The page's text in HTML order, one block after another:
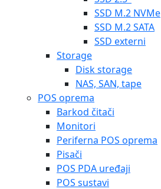
SSD M.2 NVMe
SSD M.2 SATA
SSD externi
Storage
Disk storage
NAS, SAN, tape
POS oprema
Barkod čitači
Monitori
Periferna POS oprema
Pisači
POS PDA uređaji
POS sustavi